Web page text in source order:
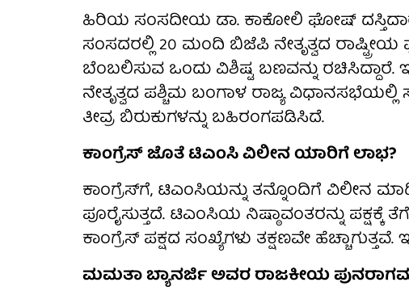
ಹಿರಿಯ ಸಂಸದೀಯ ಡಾ. ಕಾಕೋಲಿ ಘೋಷ್
ಸಂಸದರಲ್ಲಿ 20 ಮಂದಿ ಬಿಜೆಪಿ ನೇತೃತ್ವದ ರಾಷ್ಟ್ರೀಯ
ಬೆಂಬಲಿಸುವ ಒಂದು ವಿಶಿಷ್ಟ ಬಣವನ್ನು
ನೇತೃತ್ವದ ಪಶ್ಚಿಮ ಬಂಗಾಳ ರಾಜ್ಯ
ತೀವ್ರ ಬಿರುಕುಗಳನ್ನು ಬಹಿರಂಗಪಡಿಸಿದೆ.
ಕಾಂಗ್ರೆಸ್ ಜೊತೆ ಟಿಎಂಸಿ ವಿಲೀನ ಯಾರಿಗೆ ಲಾಭ?
ಕಾಂಗ್ರೆಸ್‌ಗೆ, ಟಿಎಂಸಿಯನ್ನು ತನ್ನೊಂದಿಗೆ ವಿಲೀನ
ಪೂರೈಸುತ್ತದೆ. ಟಿಎಂಸಿಯ ನಿಷ್ಠಾವಂತರನ್ನು ಪಕ್ಷಕ್ಕೆ
ಕಾಂಗ್ರೆಸ್ ಪಕ್ಷದ ಸಂಖ್ಯೆಗಳು ತಕ್ಷಣವೇ
ಮಮತಾ ಬ್ಯಾನರ್ಜಿ ಅವರ ರಾಜಕೀಯ